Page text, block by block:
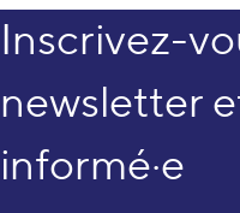
Inscrivez-
newsletter
informé·e